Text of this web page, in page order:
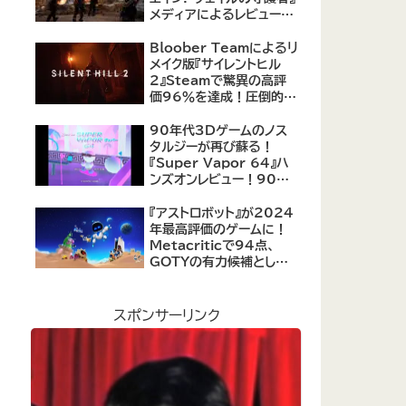
メディアによるレビューが
ラクター育成システムは好
評、戦闘システムは賛否あ
り
Bloober Teamによるリ
メイク版『サイレントヒル
2』Steamで驚異の高評
価96％を達成！圧倒的な
の復活
90年代3Dゲームのノス
タルジーが再び蘇る！
『Super Vapor 64』ハ
ンズオンレビュー！90年
再現したノスタルジックア
クション
『アストロボット』が2024
年最高評価のゲームに！
Metacriticで94点、
GOTYの有力候補として
スポンサーリンク